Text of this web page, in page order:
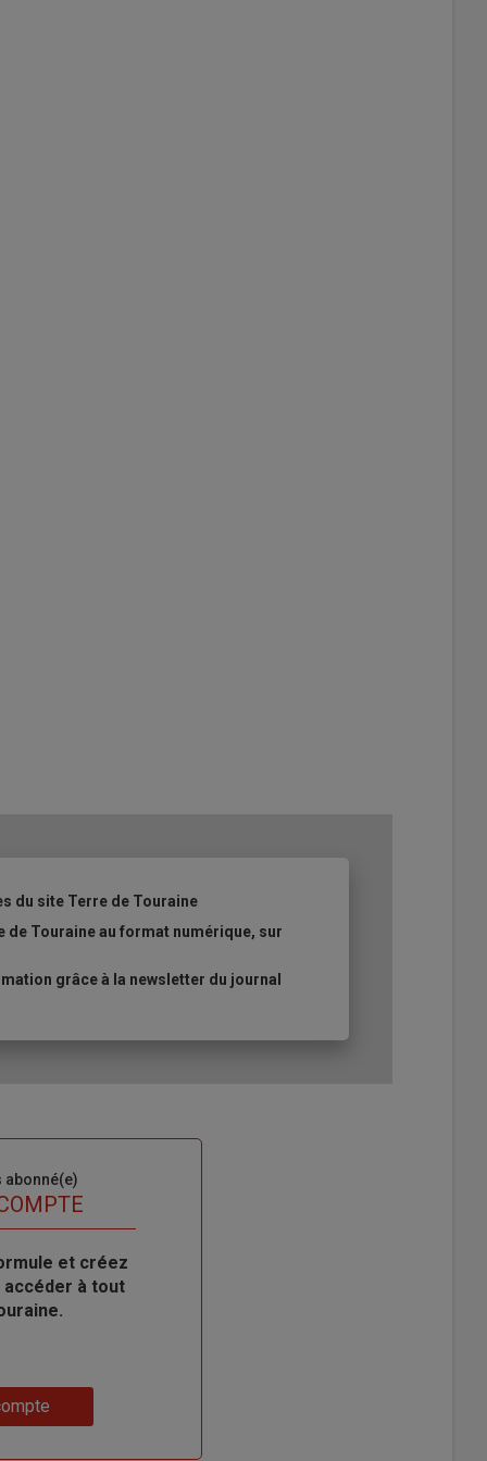
du site Terre de Touraine
de Touraine au format numérique, sur
grâce à la newsletter du journal
abonné(e)
et créez
à tout